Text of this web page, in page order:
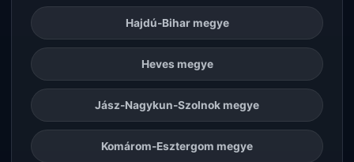
Hajdú-Bihar megye
Heves megye
Jász-Nagykun-Szolnok megye
Komárom-Esztergom megye